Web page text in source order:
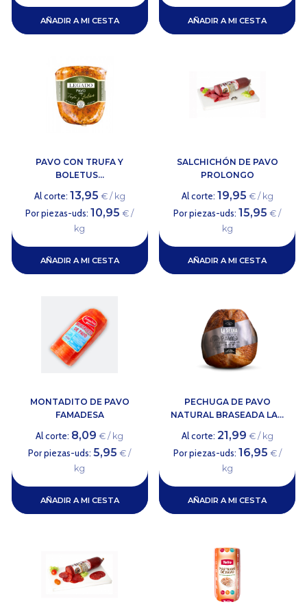
AÑADIR A MI CESTA AÑADIR A MI CESTA
PAVO CON TRUFA Y
BOLETUS...
Al corte: 13,95 € / kg
Por piezas-uds:10,95 € /
kg
AÑADIR A MI CESTA
SALCHICHÓN DE PAVO
PROLONGO
Al corte: 19,95 € / kg
Por piezas-uds:15,95 € /
kg
AÑADIR A MI CESTA
MONTADITO DE PAVO
FAMADESA
Al corte: 8,09 € / kg
Por piezas-uds:5,95 € /
kg
AÑADIR A MI CESTA
PECHUGA DE PAVO
NATURAL BRASEADA LA...
Al corte: 21,99 € / kg
Por piezas-uds: 16,95 € /
kg
AÑADIR A MI CESTA